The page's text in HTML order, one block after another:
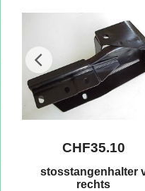
CHF35.10
stosstangenhalter
rechts